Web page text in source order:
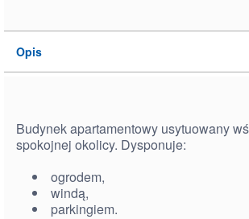
Opis
Budynek apartamentowy usytuowany
spokojnej okolicy. Dysponuje:
ogrodem,
windą,
parkingiem.